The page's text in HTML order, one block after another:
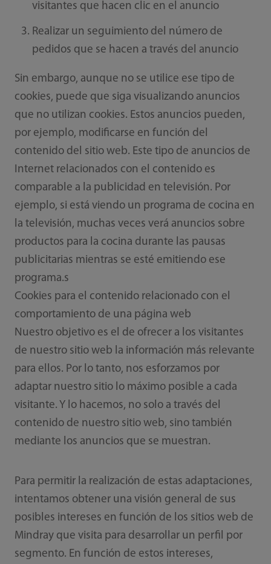
visitantes que hacen clic en el anuncio
Realizar un seguimiento del número de
pedidos que se hacen a través del anuncio
Sin embargo, aunque no se utilice ese tipo de
cookies, puede que siga visualizando anuncios
que no utilizan cookies. Estos anuncios pueden,
por ejemplo, modificarse en función del
contenido del sitio web. Este tipo de anuncios de
Internet relacionados con el contenido es
comparable a la publicidad en televisión. Por
ejemplo, si está viendo un programa de cocina en
la televisión, muchas veces verá anuncios sobre
productos para la cocina durante las pausas
publicitarias mientras se esté emitiendo ese
programa.s
Cookies para el contenido relacionado con el
comportamiento de una página web
Nuestro objetivo es el de ofrecer a los visitantes
de nuestro sitio web la información más relevante
para ellos. Por lo tanto, nos esforzamos por
adaptar nuestro sitio lo máximo posible a cada
visitante. Y lo hacemos, no solo a través del
contenido de nuestro sitio web, sino también
mediante los anuncios que se muestran.
Para permitir la realización de estas adaptaciones,
intentamos obtener una visión general de sus
posibles intereses en función de los sitios web de
Mindray que visita para desarrollar un perfil por
segmento. En función de estos intereses,